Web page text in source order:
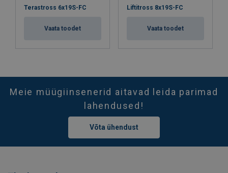
Terastross 6x19S-FC
Vaata toodet
Liftitross 8x19S-FC
Vaata toodet
Meie müügiinsenerid aitavad leida parimad
lahendused!
Võta ühendust